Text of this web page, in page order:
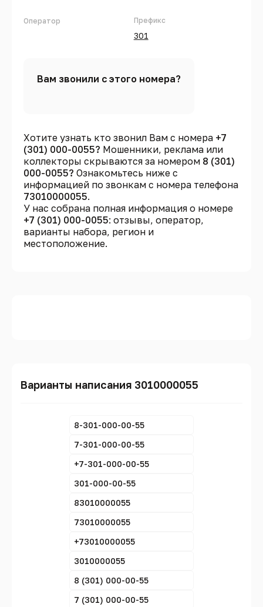
Оператор Префикс
301
Вам звонили с этого номера?
Хотите узнать кто звонил Вам с номера +7
(301) 000-0055? Мошенники, реклама или
коллекторы скрываются за номером 8 (301)
000-0055? Ознакомьтесь ниже с
информацией по звонкам с номера телефона
73010000055.
У нас собрана полная информация о номере
+7 (301) 000-0055: отзывы, оператор,
варианты набора, регион и
местоположение.
Варианты написания 3010000055
8-301-000-00-55
7-301-000-00-55
+7-301-000-00-55
301-000-00-55
83010000055
73010000055
+73010000055
3010000055
8 (301) 000-00-55
7 (301) 000-00-55